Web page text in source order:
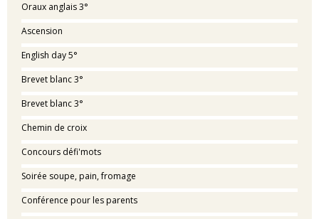
Oraux anglais 3°
Ascension
English day 5°
Brevet blanc 3°
Brevet blanc 3°
Chemin de croix
Concours défi'mots
Soirée soupe, pain, fromage
Conférence pour les parents